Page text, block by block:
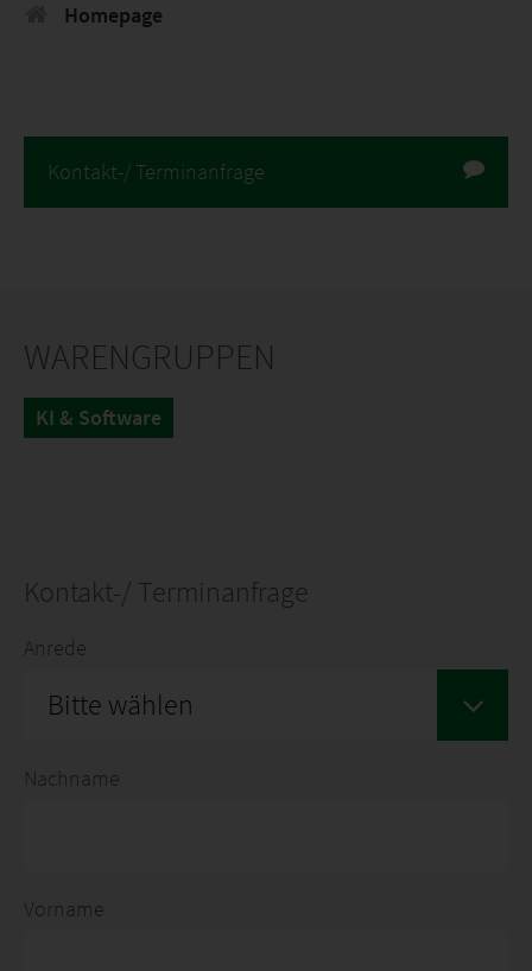
Homepage
Kontakt-/ Terminanfrage
WARENGRUPPEN
KI & Software
Kontakt-/ Terminanfrage
Anrede
Bitte wählen
Nachname
Vorname